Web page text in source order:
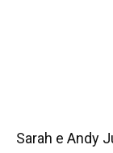
Sarah e Andy